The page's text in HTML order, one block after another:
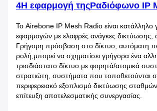
4Η εφαρμογή τηςΡαδιόφωνο IP
Το Airebone IP Mesh Radio είναι κατάλληλο
εφαρμογών με ελαφρές ανάγκες δικτύωσης,
Γρήγορη πρόσβαση στο δίκτυο, αυτόματη
ρολή,μπορεί να σχηματίσει γρήγορα ένα
τρισδιάστατο δίκτυο με φορητά/ατομικά
στρατιώτη, συστήματα που τοποθετούνται
περιφερειακό εξοπλισμό δικτύωσης
επίτευξη αποτελεσματικής συνεργασίας.